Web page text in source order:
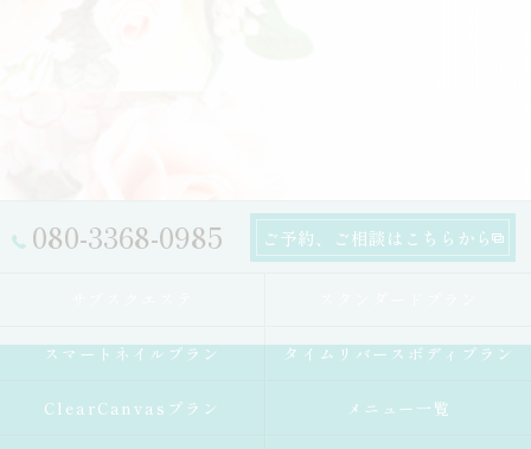
080-3368-0985 ご予約、ご相談はこちらから
スマートネイルプラン タイムリバースボディプラン
ClearCanvasプラン メニュー一覧